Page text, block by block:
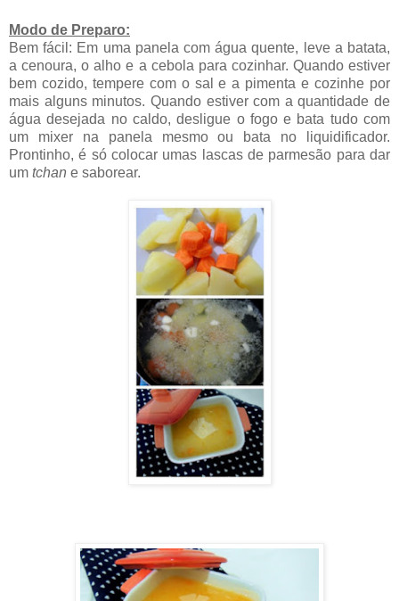
Modo de Preparo:
Bem fácil: Em uma panela com água quente, leve a batata,
a cenoura, o alho e a cebola para cozinhar. Quando estiver
bem cozido, tempere com o sal e a pimenta e cozinhe por
mais alguns minutos. Quando estiver com a quantidade de
água desejada no caldo, desligue o fogo e bata tudo com
um mixer na panela mesmo ou bata no liquidificador.
Prontinho, é só colocar umas lascas de parmesão para dar
um tchan e saborear.